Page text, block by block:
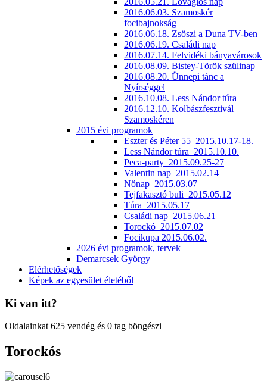
2016.06.03. Szamoskér
focibajnokság
2016.06.18. Zsöszi a Duna TV-ben
2016.06.19. Családi nap
2016.07.14. Felvidéki bányavárosok
2016.08.09. Bistey-Török szülinap
2016.08.20. Ünnepi tánc a
Nyírséggel
2016.10.08. Less Nándor túra
2016.12.10. Kolbászfesztivál
Szamoskéren
2015 évi programok
Eszter és Péter 55_2015.10.17-18.
Less Nándor túra_2015.10.10.
Peca-party_2015.09.25-27
Valentin nap_2015.02.14
Nőnap_2015.03.07
Tejfakasztó buli_2015.05.12
Túra_2015.05.17
Családi nap_2015.06.21
Torockó_2015.07.02
Focikupa 2015.06.02.
2026 évi programok, tervek
Demarcsek György
Elérhetőségek
Képek az egyesület életéből
Ki van itt?
Oldalainkat 625 vendég és 0 tag böngészi
Torockós